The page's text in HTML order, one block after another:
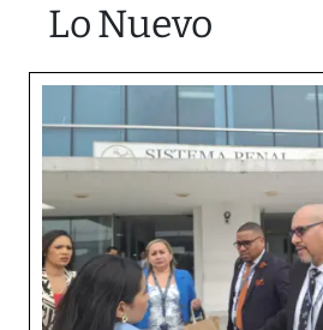
Lo Nuevo